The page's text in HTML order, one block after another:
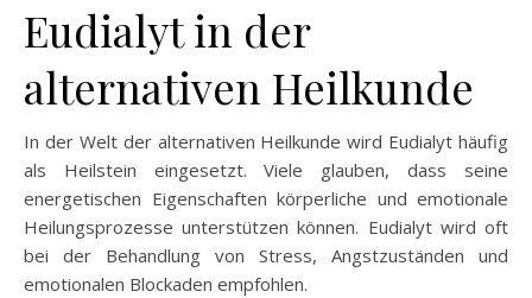
Eudialyt in der
alternativen Heilkunde
In der Welt der alternativen Heilkunde wird Eudialyt häufig
als Heilstein eingesetzt. Viele glauben, dass seine
energetischen Eigenschaften körperliche und emotionale
Heilungsprozesse unterstützen können. Eudialyt wird oft
bei der Behandlung von Stress, Angstzuständen und
emotionalen Blockaden empfohlen.